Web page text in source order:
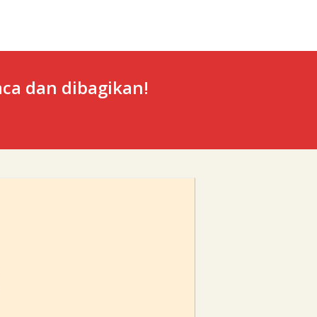
dan dibagikan!